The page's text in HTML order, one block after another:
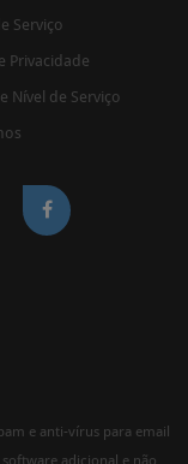
Serviço
Privacidade
Nível de Serviço
e anti-vírus para email
adicional e não